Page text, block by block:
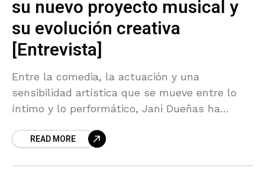
su nuevo proyecto musical y
su evolución creativa
[Entrevista]
Entre la comedia, la actuación y una
sensibilidad artística que se mueve entre lo
íntimo y lo performático, Jani Dueñas ha
cualquier etiqueta. Conocida por
READ MORE